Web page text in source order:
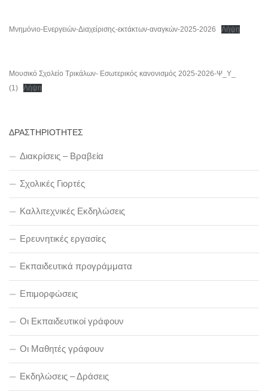
Μνημόνιο-Ενεργειών-Διαχείρισης-εκτάκτων-αναγκών-2025-2026 Λήψη
Μουσικό Σχολείο Τρικάλων- Εσωτερικός κανονισμός 2025-2026-Ψ_Υ_
(1)
Λήψη
ΔΡΑΣΤΗΡΙΟΤΗΤΕΣ
Διακρίσεις – Βραβεία
Σχολικές Γιορτές
Καλλιτεχνικές Εκδηλώσεις
Ερευνητικές εργασίες
Εκπαιδευτικά προγράμματα
Επιμορφώσεις
Οι Εκπαιδευτικοί γράφουν
Οι Μαθητές γράφουν
Εκδηλώσεις – Δράσεις